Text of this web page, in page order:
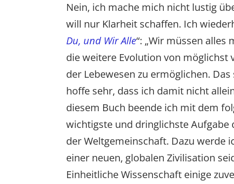
Nein, ich mache mich nicht lustig
will nur Klarheit schaffen. Ich
Du, und Wir Alle“: „Wir müssen
die weitere Evolution von möglichst
der Lebewesen zu ermöglichen.
hoffe sehr, dass ich damit nicht
diesem Buch beende ich mit dem
wichtigste und dringlichste
der Weltgemeinschaft. Dazu werde
einer neuen, globalen Zivilisation
Einheitliche Wissenschaft einige